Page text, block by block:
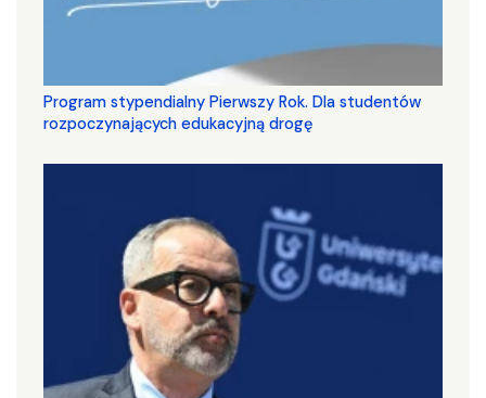
Program stypendialny Pierwszy Rok. Dla studentów
rozpoczynających edukacyjną drogę